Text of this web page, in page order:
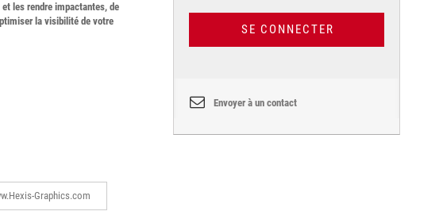
les rendre impactantes, de
la visibilité de votre
Graphics.com
SE CONNECTER
Envoyer à un contact